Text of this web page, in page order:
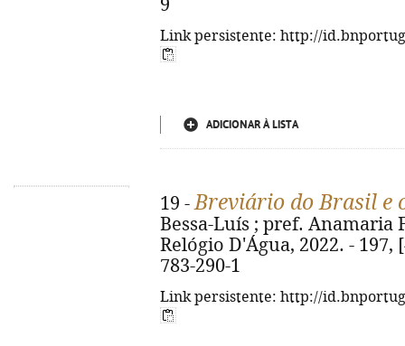
9
Link persistente: http://
ADICIONAR À LISTA
19 -Breviário do Brasil e
Bessa-Luís ; pref. Anamaria
Relógio D'Água, 2022. - 197,
783-290-1
Link persistente: http://